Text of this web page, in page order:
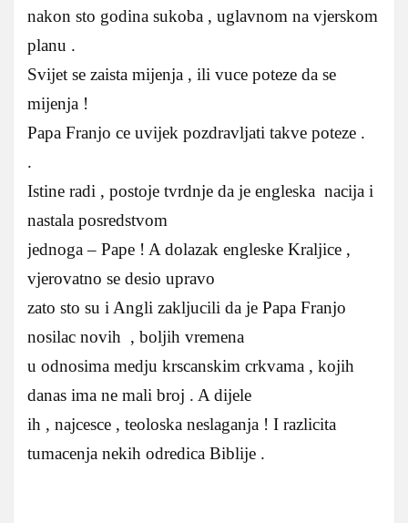
nakon sto godina sukoba , uglavnom na vjerskom
planu .
Svijet se zaista mijenja , ili vuce poteze da se
mijenja !
Papa Franjo ce uvijek pozdravljati takve poteze .
.
Istine radi , postoje tvrdnje da je engleska nacija i
nastala posredstvom
jednoga – Pape ! A dolazak engleske Kraljice ,
vjerovatno se desio upravo
zato sto su i Angli zakljucili da je Papa Franjo
nosilac novih , boljih vremena
u odnosima medju krscanskim crkvama , kojih
danas ima ne mali broj . A dijele
ih , najcesce , teoloska neslaganja ! I razlicita
tumacenja nekih odredica Biblije .